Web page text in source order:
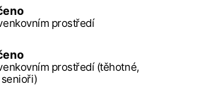
prostředí
prostředí (těhotné,